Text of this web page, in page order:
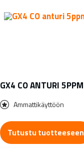
GX4 CO ANTURI 5PPM
Ammattikäyttöön
Tutustu tuotteeseen